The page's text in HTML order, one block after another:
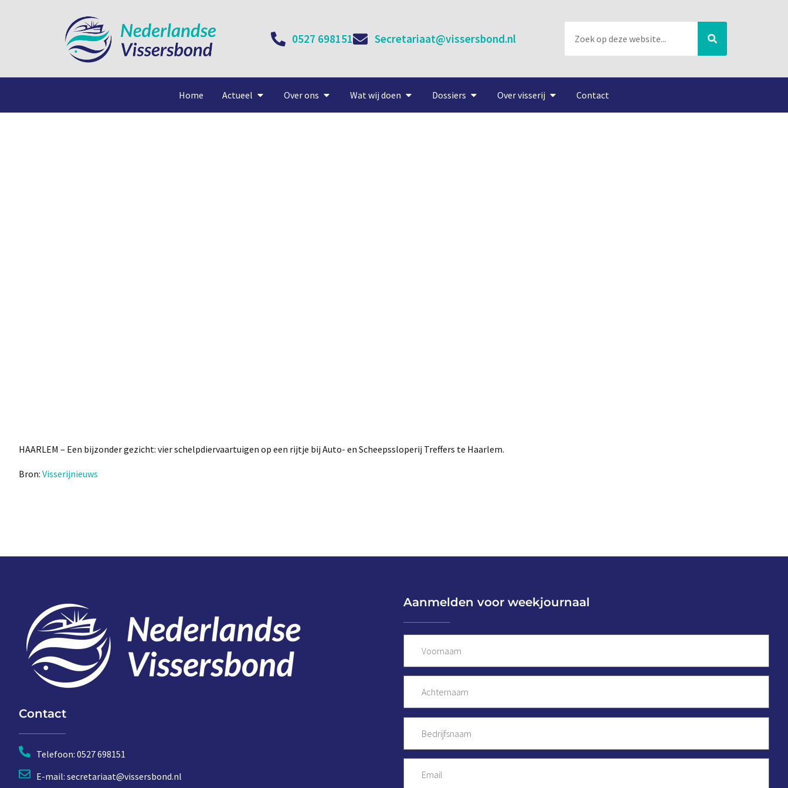
0527 698151 Secretariaat@vissersbond.nl
Home Actueel Over ons Wat wij doen Dossiers Over visserij Contact
HAARLEM – Een bijzonder gezicht: vier schelpdiervaartuigen op een rijtje bij Auto- en Scheepssloperij Treffers te Haarlem.
Bron: Visserijnieuws
Contact
Telefoon: 0527 698151
E-mail: secretariaat@vissersbond.nl
Aanmelden voor weekjournaal